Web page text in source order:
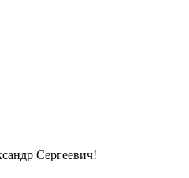
Сергеевич!